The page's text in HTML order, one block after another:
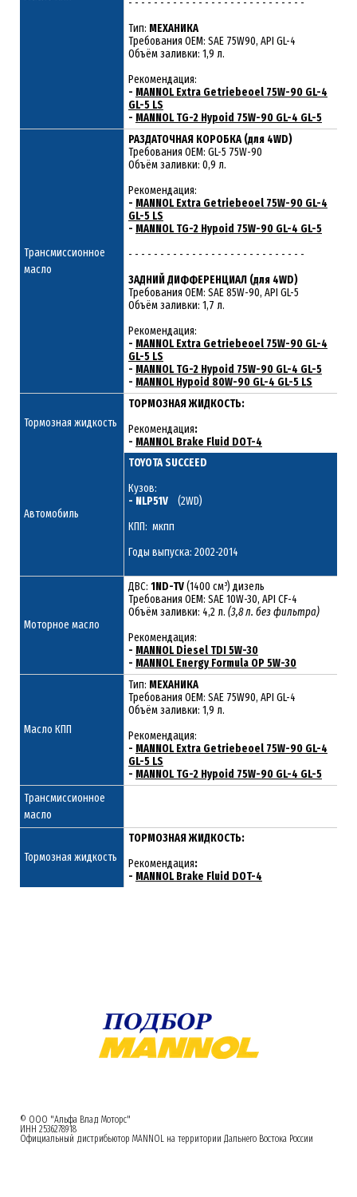
- - - - - - - - - - - - - - - - - - - - - - - - - - - -
Тип: МЕХАНИКА
Требования OEM: SAE 75W90, API GL-4
Объём заливки: 1,9 л.
Рекомендация:
- MANNOL Extra Getriebeoel 75W-90 GL-4
GL-5 LS
- MANNOL TG-2 Hypoid 75W-90 GL-4 GL-5
Трансмиссионное
масло
РАЗДАТОЧНАЯ КОРОБКА (для 4WD)
Требования ОЕМ: GL-5 75W-90
Объём заливки: 0,9 л.
Рекомендация:
- MANNOL Extra Getriebeoel 75W-90 GL-4
GL-5 LS
- MANNOL TG-2 Hypoid 75W-90 GL-4 GL-5
- - - - - - - - - - - - - - - - - - - - - - - - - - - -
ЗАДНИЙ ДИФФЕРЕНЦИАЛ (для 4WD)
Требования ОЕМ: SAE 85W-90, API GL-5
Объём заливки: 1,7 л.
Рекомендация:
- MANNOL Extra Getriebeoel 75W-90 GL-4
GL-5 LS
- MANNOL TG-2 Hypoid 75W-90 GL-4 GL-5
- MANNOL Hypoid 80W-90 GL-4 GL-5 LS
Тормозная жидкость
ТОРМОЗНАЯ ЖИДКОСТЬ:
Рекомендация:
- MANNOL Brake Fluid DOT-4
Автомобиль
TOYOTA SUCCEED
Кузов:
- NLP51V (2WD)
КПП: мкпп
Годы выпуска: 2002-2014
Моторное масло
ДВС: 1ND-TV(1400 см³) дизель
Требования ОЕМ: SAE 10W-30, API CF-4
Объём заливки: 4,2 л. (3,8 л. без фильтра)
Рекомендация:
- MANNOL Diesel TDI 5W-30
- MANNOL Energy Formula OP 5W-30
Масло КПП
Тип: МЕХАНИКА
Требования OEM: SAE 75W90, API GL-4
Объём заливки: 1,9 л.
Рекомендация:
- MANNOL Extra Getriebeoel 75W-90 GL-4
GL-5 LS
- MANNOL TG-2 Hypoid 75W-90 GL-4 GL-5
Трансмиссионное
масло
Тормозная жидкость
ТОРМОЗНАЯ ЖИДКОСТЬ:
Рекомендация:
- MANNOL Brake Fluid DOT-4
© ООО "Альфа Влад Моторс"
ИНН 2536278918
Официальный дистрибьютор MANNOL на территории Дальнего Востока России